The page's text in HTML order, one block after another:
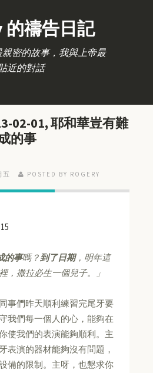
的禱告日記
密的故事，我與上帝最
近的對話
02-01, 耶和華豈有難
的事
五 POSTED BY ROGERY
的事嗎？到了日期，明年這
，撒拉必生一個兒子。」
事們昨天順利練習完尾牙要
我們每一個人的心，能夠在
使我們的表演能夠順利。主
表演的器材能夠沒有問題，
備的限制。主呀，也懇求你